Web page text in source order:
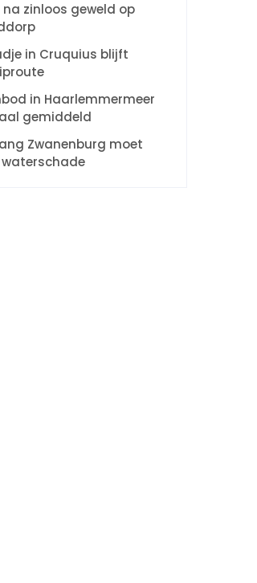
zinloos geweld op
in Cruquius blijft
in Haarlemmermeer
gemiddeld
Zwanenburg moet